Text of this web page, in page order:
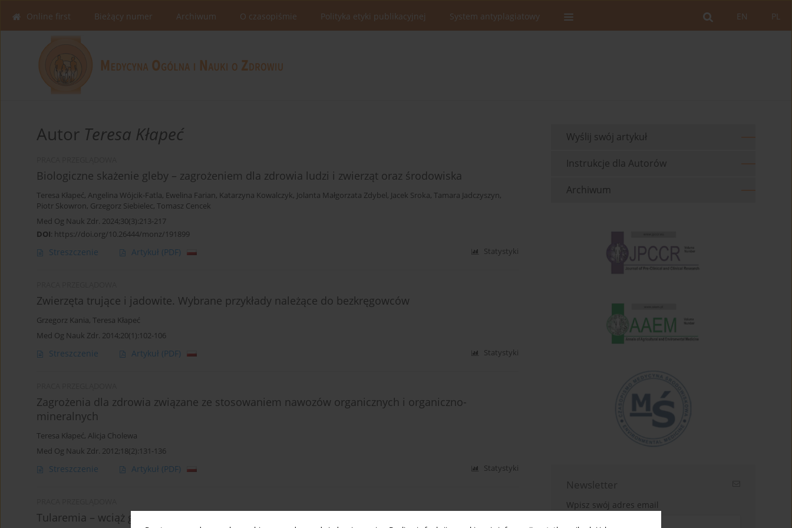
PL
EN
Online first Bieżący numer Archiwum O czasopiśmie Polityka etyki publikacyjnej System antyplagiatowy
Autor Teresa Kłapeć
Biologiczne skażenie gleby – zagrożeniem dla zdrowia ludzi i zwierząt oraz środowiska
Teresa Kłapeć, Angelina Wójcik-Fatla, Ewelina Farian, Katarzyna Kowalczyk, Jolanta Małgorzata Zdybel, Jacek Sroka, Tamara Jadczyszyn,
Piotr Skowron, Grzegorz Siebielec, Tomasz Cencek
Med Og Nauk Zdr. 2024;30(3):213-217
DOI: https://doi.org/10.26444/monz/191899
Streszczenie Artykuł (PDF) Statystyki
Zwierzęta trujące i jadowite. Wybrane przykłady należące do bezkręgowców
Grzegorz Kania, Teresa Kłapeć
Med Og Nauk Zdr. 2014;20(1):102-106
Streszczenie Artykuł (PDF) Statystyki
Zagrożenia dla zdrowia związane ze stosowaniem nawozów organicznych i organiczno-
mineralnych
Teresa Kłapeć, Alicja Cholewa
Med Og Nauk Zdr. 2012;18(2):131-136
Streszczenie Artykuł (PDF) Statystyki
Tularemia – wciąż groźna zoonoza
Wyślij swój artykuł
Instrukcje dla Autorów
Archiwum
Newsletter
Wpisz swój adres email